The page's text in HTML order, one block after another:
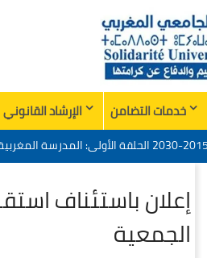
خدمات التضامن الإرشاد القانوني
تقييم عشرية إصلاح التعليم 2015-2030 الحلقة
خدمات منظمة التضامن الجامعي
والمشروع المجتمعي
تقييم عشرية إصلاح التعليم 2015-2030 الحلقة
إعلان باستئناف
الجمعية